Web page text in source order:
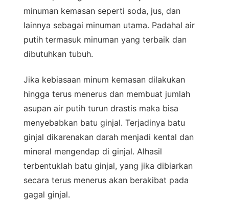
minuman kemasan seperti soda, jus, dan
lainnya sebagai minuman utama. Padahal air
putih termasuk minuman yang terbaik dan
dibutuhkan tubuh.
Jika kebiasaan minum kemasan dilakukan
hingga terus menerus dan membuat jumlah
asupan air putih turun drastis maka bisa
menyebabkan batu ginjal. Terjadinya batu
ginjal dikarenakan darah menjadi kental dan
mineral mengendap di ginjal. Alhasil
terbentuklah batu ginjal, yang jika dibiarkan
secara terus menerus akan berakibat pada
gagal ginjal.